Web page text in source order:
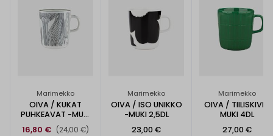
Marimekko
OIVA / KUKAT
PUHKEAVAT -MUKI
2,5DL
16,80 € (24,00 €)
Marimekko
OIVA / ISO UNIKKO
-MUKI 2,5DL
23,00 €
Marimekko
OIVA / TIILISKIVI -
MUKI 4DL
27,00 €